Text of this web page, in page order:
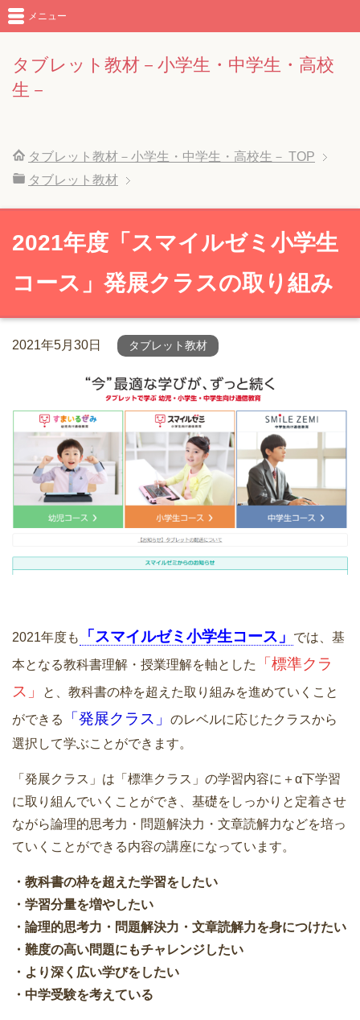
タブレット教材－小学生・中学生・高校
生－
メニュー
タブレット教材－小学生・中学生・高校生－ TOP
タブレット教材
2021年度「スマイルゼミ小学生
コース」発展クラスの取り組み
2021年5月30日 タブレット教材
2021年度も 「スマイルゼミ小学生コース」
では、基
本となる教科書理解・授業理解を軸とした
「標準クラ
ス」
と、教科書の枠を超えた取り組みを進めていくこと
ができる
「発展クラス」
のレベルに応じたクラスから
選択して学ぶことができます。
「発展クラス」は「標準クラス」の学習内容に＋α下学習
に取り組んでいくことができ、基礎をしっかりと定着させ
ながら論理的思考力・問題解決力・文章読解力などを培っ
ていくことができる内容の講座になっています。
・教科書の枠を超えた学習をしたい
・学習分量を増やしたい
・論理的思考力・問題解決力・文章読解力を身につけたい
・難度の高い問題にもチャレンジしたい
・より深く広い学びをしたい
・中学受験を考えている